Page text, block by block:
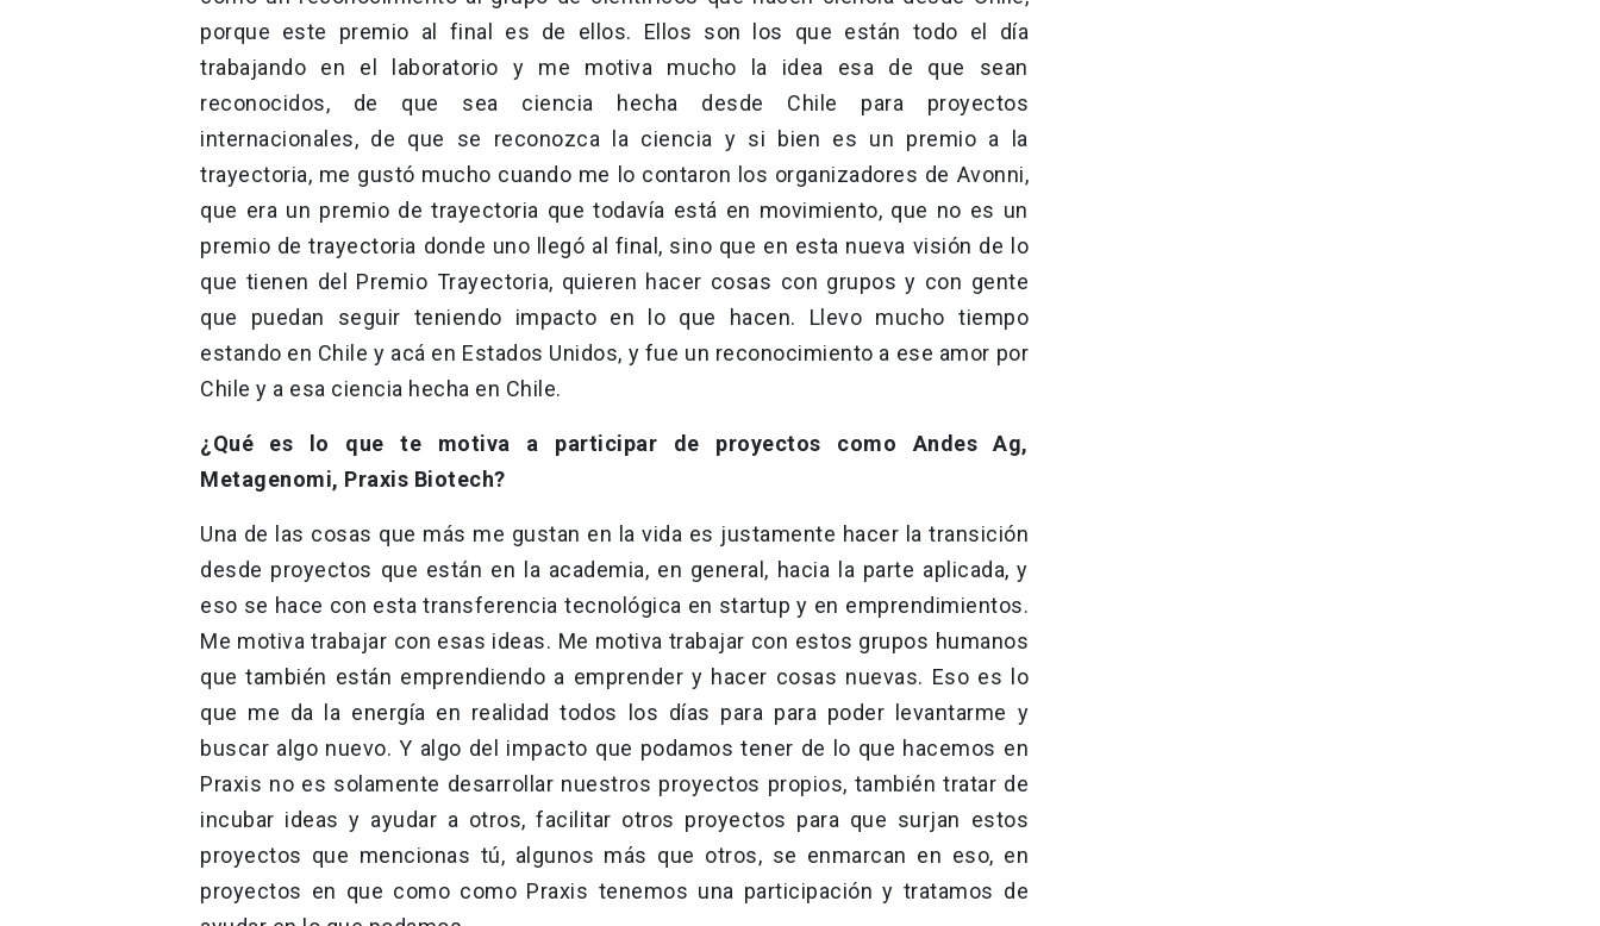
porque este premio al final es de ellos. Ellos son los que están todo el día
trabajando en el laboratorio y me motiva mucho la idea esa de que sean
reconocidos, de que sea ciencia hecha desde Chile para proyectos
internacionales, de que se reconozca la ciencia y si bien es un premio a la
trayectoria, me gustó mucho cuando me lo contaron los organizadores de Avonni,
que era un premio de trayectoria que todavía está en movimiento, que no es un
premio de trayectoria donde uno llegó al final, sino que en esta nueva visión de lo
que tienen del Premio Trayectoria, quieren hacer cosas con grupos y con gente
que puedan seguir teniendo impacto en lo que hacen. Llevo mucho tiempo
estando en Chile y acá en Estados Unidos, y fue un reconocimiento a ese amor por
Chile y a esa ciencia hecha en Chile.
¿Qué es lo que te motiva a participar de proyectos como Andes Ag,
Metagenomi, Praxis Biotech?
Una de las cosas que más me gustan en la vida es justamente hacer la transición
desde proyectos que están en la academia, en general, hacia la parte aplicada, y
eso se hace con esta transferencia tecnológica en startup y en emprendimientos.
Me motiva trabajar con esas ideas. Me motiva trabajar con estos grupos humanos
que también están emprendiendo a emprender y hacer cosas nuevas. Eso es lo
que me da la energía en realidad todos los días para para poder levantarme y
buscar algo nuevo. Y algo del impacto que podamos tener de lo que hacemos en
Praxis no es solamente desarrollar nuestros proyectos propios, también tratar de
incubar ideas y ayudar a otros, facilitar otros proyectos para que surjan estos
proyectos que mencionas tú, algunos más que otros, se enmarcan en eso, en
proyectos en que como como Praxis tenemos una participación y tratamos de